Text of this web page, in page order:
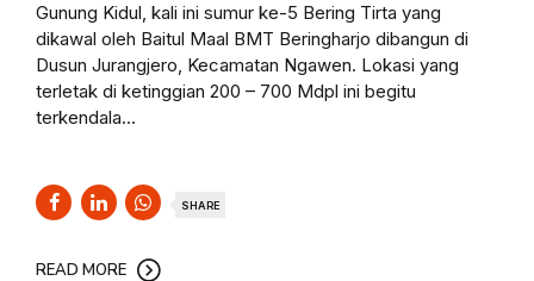
Gunung Kidul, kali ini sumur ke-5 Bering Tirta yang
dikawal oleh Baitul Maal BMT Beringharjo dibangun di
Dusun Jurangjero, Kecamatan Ngawen. Lokasi yang
terletak di ketinggian 200 – 700 Mdpl ini begitu
terkendala...
SHARE
READ MORE